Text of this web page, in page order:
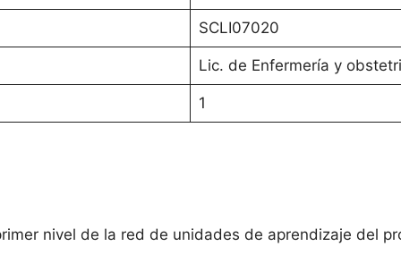
SCLI07020
Lic. de Enfermería y
1
nivel de la red de unidades de aprendizaje del